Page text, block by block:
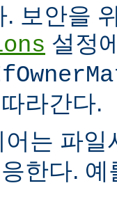
보안을
설정
라간다.
어는 파일
한다.